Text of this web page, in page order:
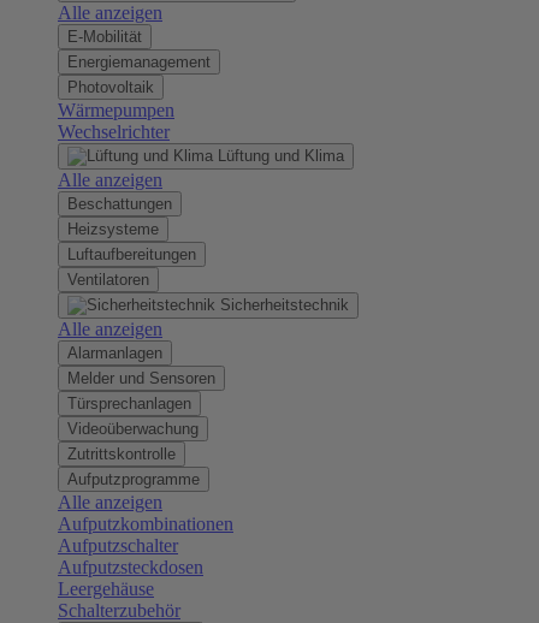
Alle anzeigen
E-Mobilität
Energiemanagement
Photovoltaik
Wärmepumpen
Wechselrichter
Lüftung und Klima
Alle anzeigen
Beschattungen
Heizsysteme
Luftaufbereitungen
Ventilatoren
Sicherheitstechnik
Alle anzeigen
Alarmanlagen
Melder und Sensoren
Türsprechanlagen
Videoüberwachung
Zutrittskontrolle
Aufputzprogramme
Alle anzeigen
Aufputzkombinationen
Aufputzschalter
Aufputzsteckdosen
Leergehäuse
Schalterzubehör